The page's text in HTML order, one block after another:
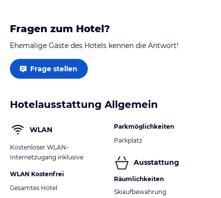
Fragen zum Hotel?
Ehemalige Gäste des Hotels kennen die Antwort!
Frage stellen
Hotelausstattung Allgemein
WLAN
Kostenloser WLAN-
Internetzugang inklusive
WLAN Kostenfrei
Gesamtes Hotel
Parkmöglichkeiten
Parkplatz
Ausstattung
Räumlichkeiten
Skiaufbewahrung